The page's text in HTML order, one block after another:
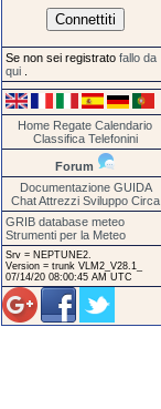
Se non sei registrato fallo da
qui
Home Regate Calendario
Classifica Telefonini
Forum
Documentazione GUIDA
Chat Attrezzi Sviluppo Circa
GRIB database meteo
Strumenti per la Meteo
Srv = NEPTUNE2.
Version = trunk VLM2_V28.1_
07/14/20 08:00:45 AM UTC